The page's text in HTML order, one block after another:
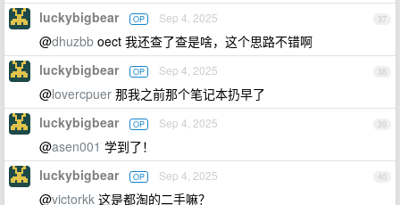
37
luckybigbear OP Sep 4, 2025
@dhuzbb oect 我还查了查是啥，这个思路不错啊
38
luckybigbear OP Sep 4, 2025
@lovercpuer 那我之前那个笔记本扔早了
39
luckybigbear OP Sep 4, 2025
@asen001 学到了！
40
luckybigbear OP Sep 4, 2025
@victorkk 这是都淘的二手嘛？